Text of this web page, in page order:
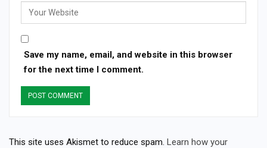
Save my name, email, and website in this browser
for the next time I comment.
This site uses Akismet to reduce spam. Learn how your